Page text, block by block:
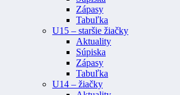
Zápasy
Tabuľka
U15 – staršie žiačky
Aktuality
Súpiska
Zápasy
Tabuľka
U14 – žiačky